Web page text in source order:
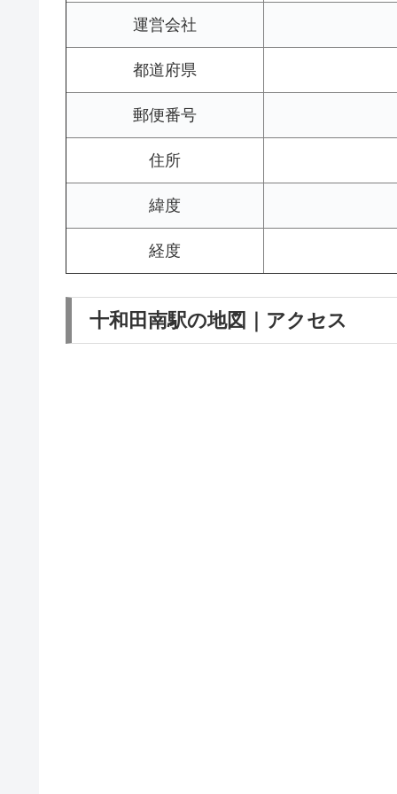
運営会社
都道府県
郵便番号
住所
緯度
経度
十和田南駅の地図｜アクセス